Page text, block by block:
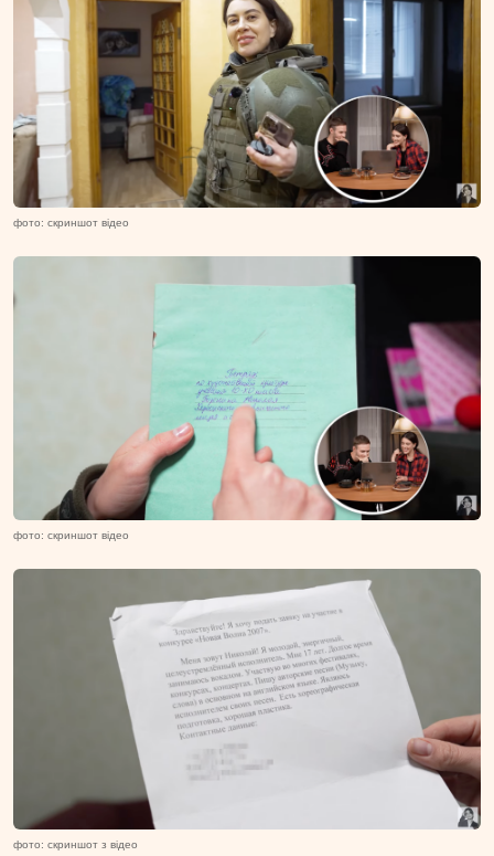
фото: скриншот відео
фото: скриншот відео
фото: скриншот з відео